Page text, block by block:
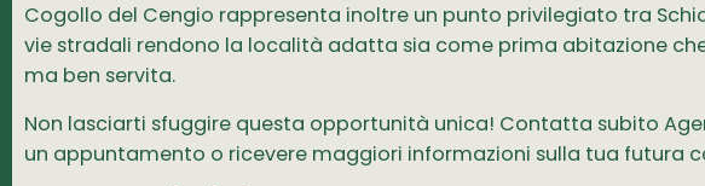
Cogollo del Cengio rappresenta inoltre un punto privilegiato tra
vie stradali rendono la località adatta sia come prima abitazione
ma ben servita.
Non lasciarti sfuggire questa opportunità unica! Contatta subito
un appuntamento o ricevere maggiori informazioni sulla tua futura